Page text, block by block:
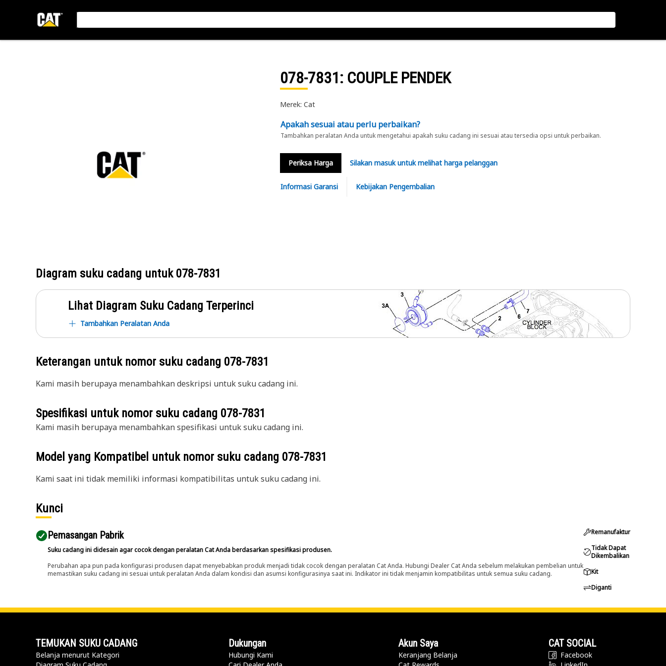
078-7831: COUPLE PENDEK
Merek: Cat
Apakah sesuai atau perlu perbaikan?
Tambahkan peralatan Anda untuk mengetahui apakah suku cadang ini sesuai atau tersedia opsi untuk perbaikan.
Periksa Harga Silakan masuk untuk melihat harga pelanggan
Informasi Garansi Kebijakan Pengembalian
Diagram suku cadang untuk078-7831
Lihat Diagram Suku Cadang Terperinci
Tambahkan Peralatan Anda
Keterangan untuk nomor suku cadang 078-7831
Kami masih berupaya menambahkan deskripsi untuk suku cadang ini.
Spesifikasi untuk nomor suku cadang 078-7831
Kami masih berupaya menambahkan spesifikasi untuk suku cadang ini.
Model yang Kompatibel untuk nomor suku cadang 078-7831
Kami saat ini tidak memiliki informasi kompatibilitas untuk suku cadang ini.
Kunci
Pemasangan Pabrik
Suku cadang ini didesain agar cocok dengan peralatan Cat Anda berdasarkan spesifikasi produsen.
Perubahan apa pun pada konfigurasi produsen dapat menyebabkan produk menjadi tidak cocok dengan peralatan Cat Anda. Hubungi Dealer Cat Anda sebelum melakukan pembelian untuk
memastikan suku cadang ini sesuai untuk peralatan Anda dalam kondisi dan asumsi konfigurasinya saat ini. Indikator ini tidak menjamin kompatibilitas untuk semua suku cadang.
Remanufaktur
Tidak Dapat
Dikembalikan
Kit
Diganti
TEMUKAN SUKU CADANG
Belanja menurut Kategori
Dukungan
Hubungi Kami
Akun Saya
Keranjang Belanja
CAT SOCIAL
Facebook